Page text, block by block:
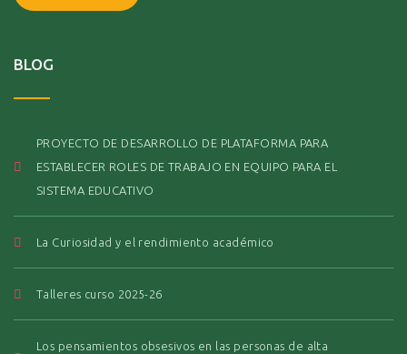
BLOG
PROYECTO DE DESARROLLO DE PLATAFORMA PARA
ESTABLECER ROLES DE TRABAJO EN EQUIPO PARA EL
SISTEMA EDUCATIVO
La Curiosidad y el rendimiento académico
Talleres curso 2025-26
Los pensamientos obsesivos en las personas de alta